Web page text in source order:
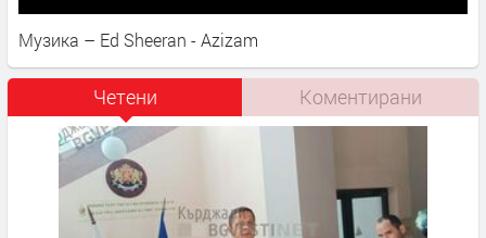
Музика – Ed Sheeran - Azizam
Четени Коментирани